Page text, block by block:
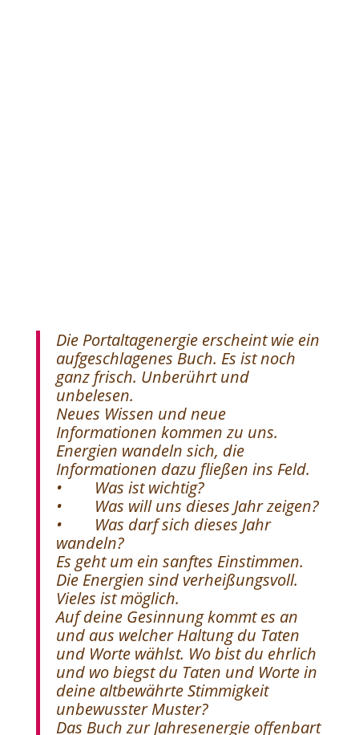
Die Portaltagenergie erscheint wie ein
aufgeschlagenes Buch. Es ist noch
ganz frisch. Unberührt und
unbelesen.
Neues Wissen und neue
Informationen kommen zu uns.
Energien wandeln sich, die
Informationen dazu fließen ins Feld.
• Was ist wichtig?
• Was will uns dieses Jahr zeigen?
• Was darf sich dieses Jahr
wandeln?
Es geht um ein sanftes Einstimmen.
Die Energien sind verheißungsvoll.
Vieles ist möglich.
Auf deine Gesinnung kommt es an
und aus welcher Haltung du Taten
und Worte wählst. Wo bist du ehrlich
und wo biegst du Taten und Worte in
deine altbewährte Stimmigkeit
unbewusster Muster?
Das Buch zur Jahresenergie offenbart